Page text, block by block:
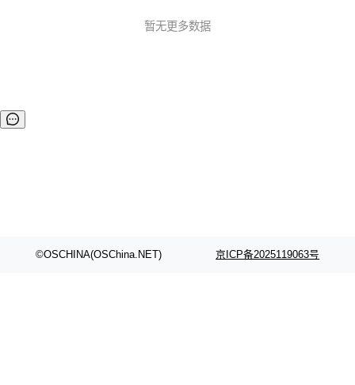
暂无更多数据
©OSCHINA(OSChina.NET) 京ICP备2025119063号